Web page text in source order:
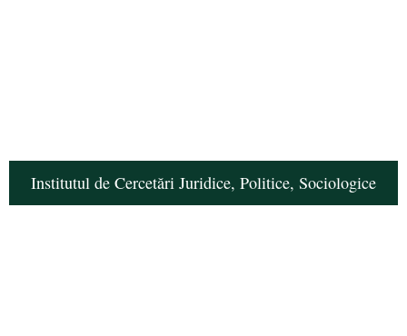
Institutul de Cercetări Juridice, Politice, Sociologice